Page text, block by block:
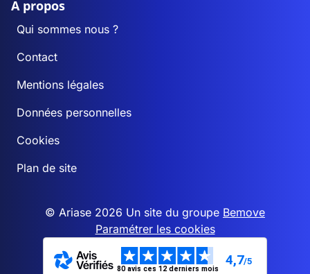
A propos
Qui sommes nous ?
Contact
Mentions légales
Données personnelles
Cookies
Plan de site
© Ariase 2026 Un site du groupe Bemove
Paramétrer les cookies
80 avis ces 12 derniers mois
4,7/5